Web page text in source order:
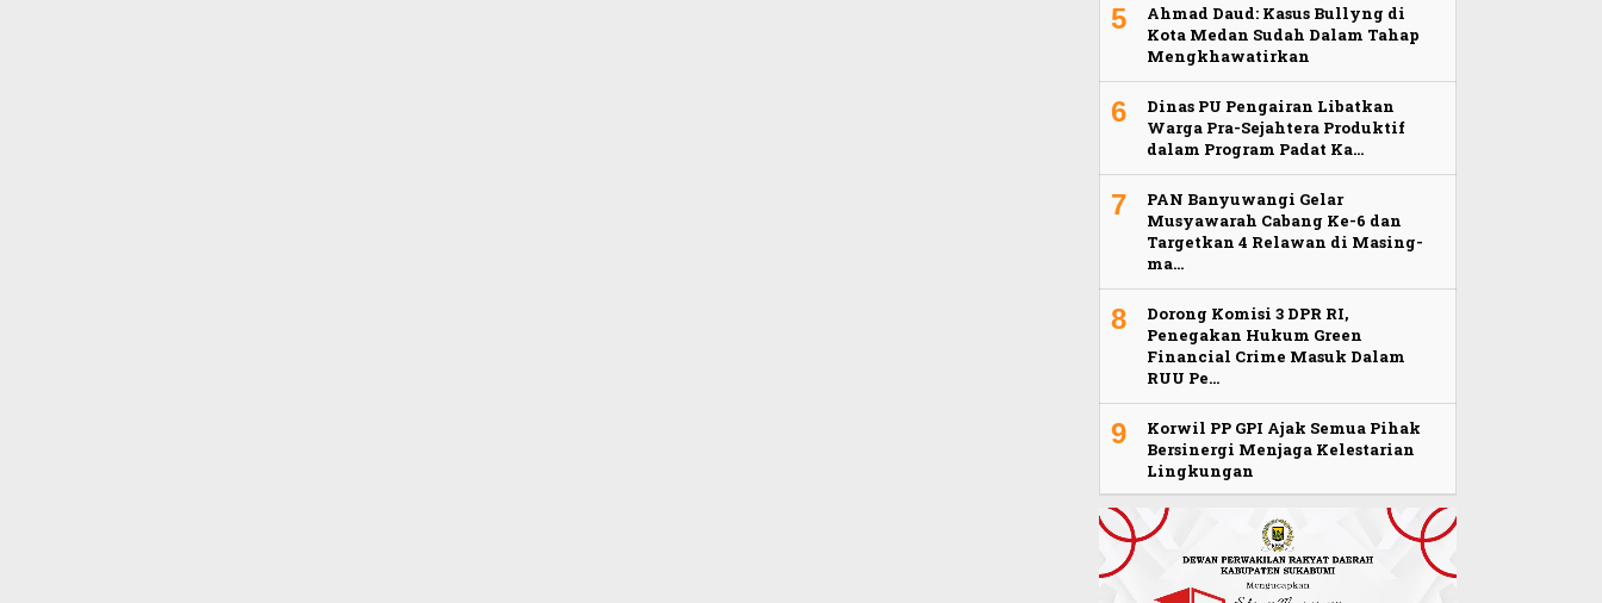
5
Ahmad Daud: Kasus Bullyng di
Kota Medan Sudah Dalam Tahap
Mengkhawatirkan
6
Dinas PU Pengairan Libatkan
Warga Pra-Sejahtera Produktif
dalam Program Padat Ka…
7
PAN Banyuwangi Gelar
Musyawarah Cabang Ke-6 dan
Targetkan 4 Relawan di Masing-
ma…
8
Dorong Komisi 3 DPR RI,
Penegakan Hukum Green
Financial Crime Masuk Dalam
RUU Pe…
9
Korwil PP GPI Ajak Semua Pihak
Bersinergi Menjaga Kelestarian
Lingkungan